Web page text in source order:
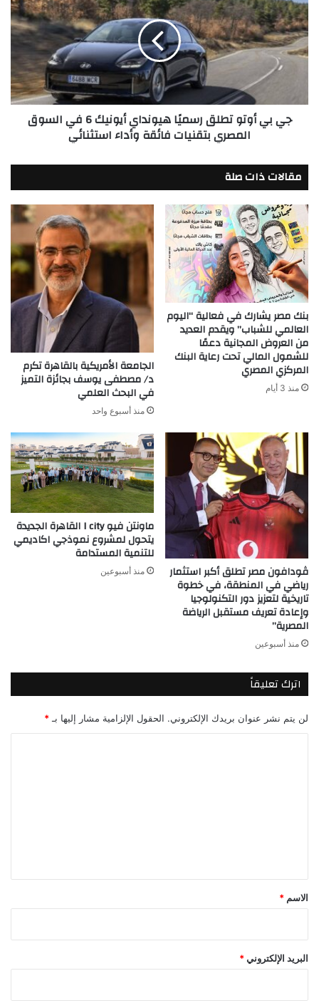
أوتو
تطلق
رسميًا
هيونداي
في
السوق
المصري
فائقة
وأداء
استثنائي
جي بي أوتو تطلق رسميًا هيونداي أيونيك 6 في السوق
المصري بتقنيات فائقة وأداء استثنائي
مقالات ذات صلة
بنك مصر يشارك في فعالية “اليوم
العالمي للشباب” ويقدم العديد
من العروض المجانية دعمًا
للشمول المالي تحت رعاية البنك
المركزي المصري
منذ 3 أيام
الجامعة الأمريكية بالقاهرة تكرم
د/ مصطفى يوسف بجائزة التميز
في البحث العلمي
منذ أسبوع واحد
ڤودافون مصر تطلق أكبر استثمار
رياضي في المنطقة، في خطوة
تاريخية لتعزيز دور التكنولوجيا
وإعادة تعريف مستقبل الرياضة
المصرية”
منذ أسبوعين
ماونتن فيو I city القاهرة الجديدة
يتحول لمشروع نموذجي اكاديمي
للتنمية المستدامة
منذ أسبوعين
اترك تعليقاً
لن يتم نشر عنوان بريدك الإلكتروني. الحقول الإلزامية مشار إليها بـ *
*
الاسم *
البريد الإلكتروني *